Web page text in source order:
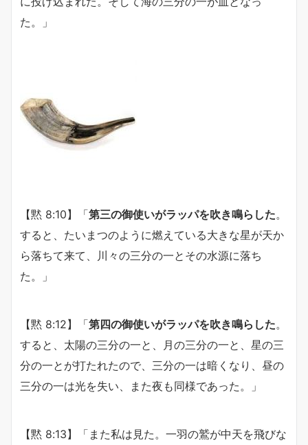
た。」
【黙 8:10】「第三の御使いがラッパを吹き鳴らした。
すると、たいまつのように燃えている大きな星が天か
ら落ちて来て、川々の三分の一とその水源に落ち
た。」
【黙 8:12】「第四の御使いがラッパを吹き鳴らした。
すると、太陽の三分の一と、月の三分の一と、星の三
分の一とが打たれたので、三分の一は暗くなり、昼の
三分の一は光を失い、また夜も同様であった。」
【黙 8:13】「また私は見た。一羽の鷲が中天を飛びな